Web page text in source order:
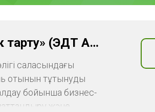
«Энергодиспетчерлік тарту» (ЭДТ АБЖ)
саласындағы
отынын тұтынуды
бойынша бизнес-
және